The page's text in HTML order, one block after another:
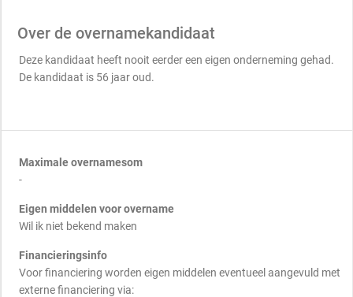
Over de overnamekandidaat
Deze kandidaat heeft nooit eerder een eigen onderneming gehad.
De kandidaat is 56 jaar oud.
Maximale overnamesom
-
Eigen middelen voor overname
Wil ik niet bekend maken
Financieringsinfo
Voor financiering worden eigen middelen eventueel aangevuld met
externe financiering via: